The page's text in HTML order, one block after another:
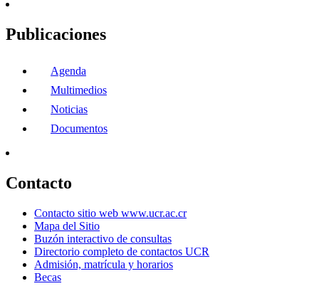
Publicaciones
Agenda
Multimedios
Noticias
Documentos
Contacto
Contacto sitio web www.ucr.ac.cr
Mapa del Sitio
Buzón interactivo de consultas
Directorio completo de contactos UCR
Admisión, matrícula y horarios
Becas